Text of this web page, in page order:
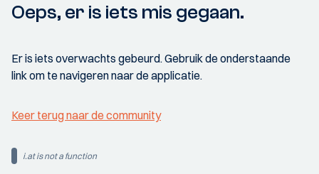
Oeps, er is iets mis gegaan.
Er is iets overwachts gebeurd. Gebruik de onderstaande
link om te navigeren naar de applicatie.
Keer terug naar de community
i.at is not a function